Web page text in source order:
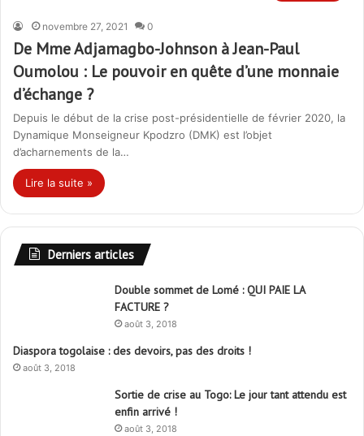
novembre 27, 2021 0
De Mme Adjamagbo-Johnson à Jean-Paul
Oumolou : Le pouvoir en quête d’une monnaie
d’échange ?
Depuis le début de la crise post-présidentielle de février 2020, la
Dynamique Monseigneur Kpodzro (DMK) est l’objet
d’acharnements de la…
Lire la suite »
Derniers articles
Double sommet de Lomé : QUI PAIE LA
FACTURE ?
août 3, 2018
Diaspora togolaise : des devoirs, pas des droits !
août 3, 2018
Sortie de crise au Togo: Le jour tant attendu est
enfin arrivé !
août 3, 2018